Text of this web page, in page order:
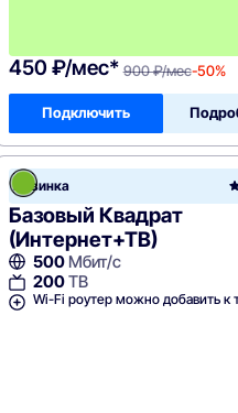
450 ₽/мес* 900 ₽/мес-50%
Подключить
точка
Новинка
Базовый Квадрат
(Интернет+ТВ)
500 Мбит/с
200ТВ
Wi-Fi роутер можно добавить к